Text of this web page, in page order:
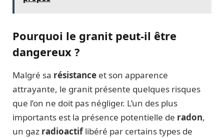
Pourquoi le granit peut-il être
dangereux ?
Malgré sa résistance et son apparence
attrayante, le granit présente quelques risques
que l’on ne doit pas négliger. L’un des plus
importants est la présence potentielle de radon,
un gaz radioactiflibéré par certains types de